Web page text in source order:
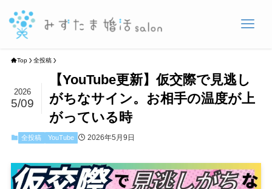
Top 全投稿
【YouTube更新】仮交際で見逃し
がちなサイン。お相手の温度が上
がっている時
2026
5/09
全投稿 YouTube 2026年5月9日